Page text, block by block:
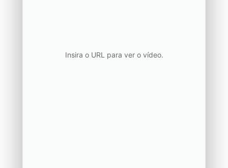
Insira o URL para ver o vídeo.